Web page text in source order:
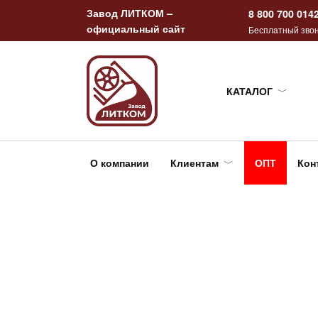
содержанию
Завод ЛИТКОМ –
официальный сайт
8 800 700
Бесплатный
КАТАЛОГ
О компании Клиентам ОПТ